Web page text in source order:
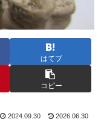
はてブ
コピー
2024.09.30 2026.06.30